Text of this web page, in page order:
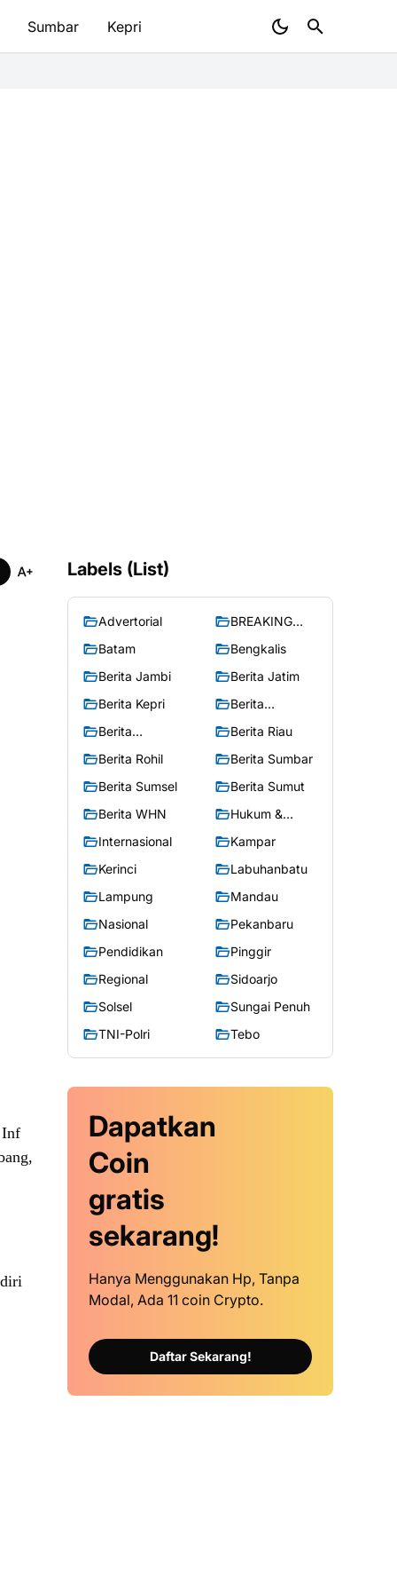
Sumbar Kepri
Inf
Labels (List)
Advertorial
BREAKING
Batam
Bengkalis
Berita Jambi
Berita Jatim
Berita Kepri
Berita
Berita
Berita Riau
Berita Rohil
Berita Sumbar
Berita Sumsel
Berita Sumut
Berita WHN
Hukum &
Internasional
Kampar
Kerinci
Labuhanbatu
Lampung
Mandau
Nasional
Pekanbaru
Pendidikan
Pinggir
Regional
Sidoarjo
Solsel
Sungai Penuh
TNI-Polri
Tebo
Dapatkan
Coin
gratis
sekarang!
Hanya Menggunakan Hp, Tanpa
Modal, Ada 11 coin Crypto.
Daftar Sekarang!